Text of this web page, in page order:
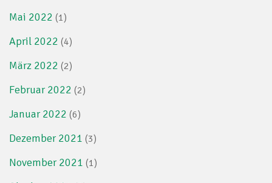
Mai 2022 (1)
April 2022 (4)
März 2022 (2)
Februar 2022 (2)
Januar 2022 (6)
Dezember 2021 (3)
November 2021 (1)